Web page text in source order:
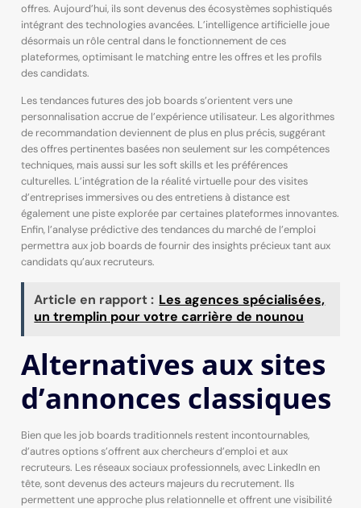
offres. Aujourd’hui, ils sont devenus des écosystèmes sophistiqués
intégrant des technologies avancées. L’intelligence artificielle joue
désormais un rôle central dans le fonctionnement de ces
plateformes, optimisant le matching entre les offres et les profils
des candidats.
Les tendances futures des job boards s’orientent vers une
personnalisation accrue de l’expérience utilisateur. Les algorithmes
de recommandation deviennent de plus en plus précis, suggérant
des offres pertinentes basées non seulement sur les compétences
techniques, mais aussi sur les soft skills et les préférences
culturelles. L’intégration de la réalité virtuelle pour des visites
d’entreprises immersives ou des entretiens à distance est
également une piste explorée par certaines plateformes innovantes.
Enfin, l’analyse prédictive des tendances du marché de l’emploi
permettra aux job boards de fournir des insights précieux tant aux
candidats qu’aux recruteurs.
Article en rapport : Les agences spécialisées,
un tremplin pour votre carrière de nounou
Alternatives aux sites
d’annonces classiques
Bien que les job boards traditionnels restent incontournables,
d’autres options s’offrent aux chercheurs d’emploi et aux
recruteurs. Les réseaux sociaux professionnels, avec LinkedIn en
tête, sont devenus des acteurs majeurs du recrutement. Ils
permettent une approche plus relationnelle et offrent une visibilité